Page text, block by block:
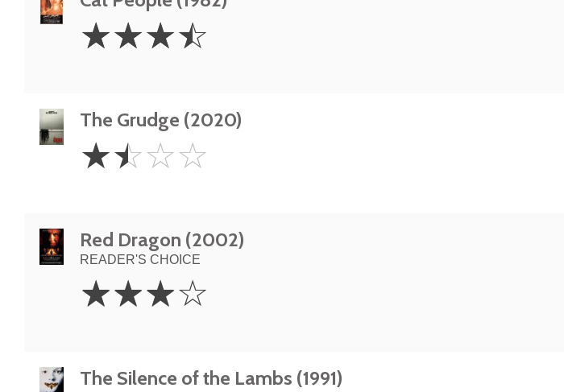
3.5
Stars
☆☆☆☆
The Grudge (2020)
1.5
Stars
☆☆☆☆
Red Dragon (2002)
READER'S CHOICE
Stars
☆☆☆☆
The Silence of the Lambs (1991)